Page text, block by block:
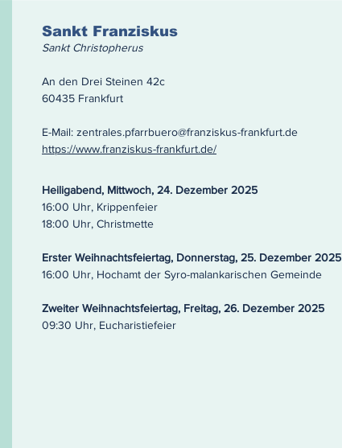
Sankt Franziskus
Sankt Christopherus
An den Drei Steinen 42c
60435 Frankfurt
E-Mail: zentrales.pfarrbuero@franziskus-frankfurt.de
https://www.franziskus-frankfurt.de/
Heiligabend, Mittwoch, 24. Dezember 2025
16:00 Uhr, Krippenfeier
18:00 Uhr, Christmette
Erster Weihnachtsfeiertag, Donnerstag, 25. Dezember 2025
16:00 Uhr, Hochamt der Syro-malankarischen Gemeinde
Zweiter Weihnachtsfeiertag, Freitag, 26. Dezember 2025
09:30 Uhr, Eucharistiefeier